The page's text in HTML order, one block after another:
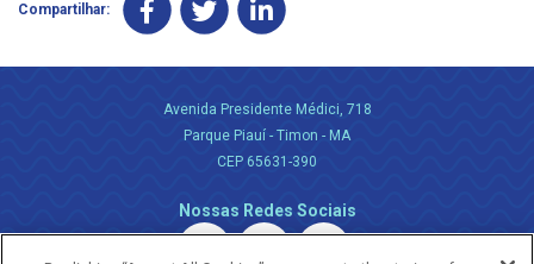
Compartilhar:
Avenida Presidente Médici, 718
Parque Piauí - Timon - MA
CEP 65631-390
Nossas Redes Sociais